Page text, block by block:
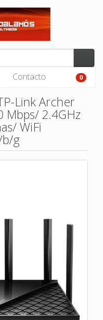
Contacto 0
Link Archer
Mbps/ 2.4GHz
WiFi
g